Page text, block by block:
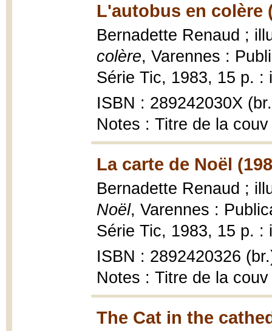
L'autobus en colère
Bernadette Renaud ;
colère, Varennes :
Série Tic, 1983, 15 p.
ISBN : 289242030X
Notes : Titre de la couv
La carte de Noël
Bernadette Renaud ;
Noël, Varennes :
Série Tic, 1983, 15 p.
ISBN : 2892420326
Notes : Titre de la couv
The Cat in the